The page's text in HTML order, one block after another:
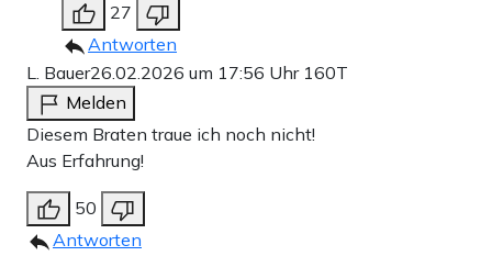
27
Antworten
L. Bauer26.02.2026 um 17:56 Uhr 160T
Melden
Diesem Braten traue ich noch nicht!
Aus Erfahrung!
50
Antworten